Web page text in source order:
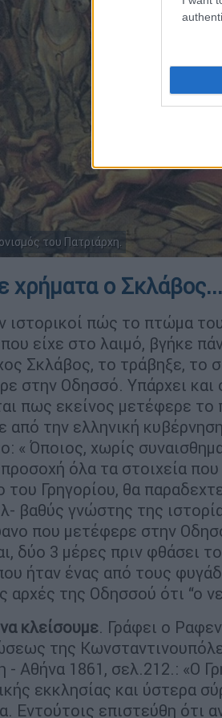
του Πατριάρχη.
χρήματα ο Σκλάβος...
ιστορικοί πώς το πτώμα
είχε στο λαιμό, βγήκε
Σκλάβος, το τράβηξε, το
στην Οδησσό. Υπάρχει
πως εκείνος μετέφερε
από την ελληνική
« Όποιος, χωρίς
όλα τα στοιχεία
του Γρηγορίου, θα
βαθύς γνώστης της
που μετέφερε στην
δύο 3 μέρες πριν φθάσει
ήταν ένας από τους
αρχές της Οδησσού ότι “ο
κλείσουμε. Γράφει ο
της
- Αθήνα 1861, σελ.212.: «Ο
εκκλησίας και ύστερα
Εντούτοις επιστεύθη ότι